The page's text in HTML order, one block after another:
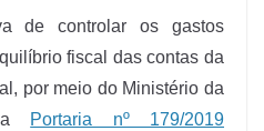
de controlar os gastos
fiscal das contas da
por meio do Ministério da
a
Portaria nº 179/2019